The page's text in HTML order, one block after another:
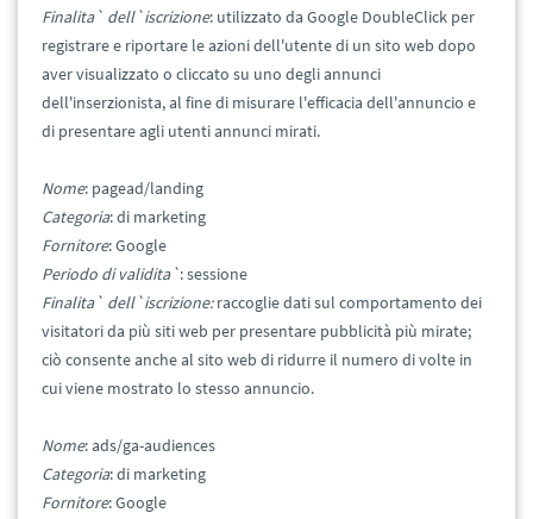
Finalita` dell`iscrizione: utilizzato da Google DoubleClick per
registrare e riportare le azioni dell'utente di un sito web dopo
aver visualizzato o cliccato su uno degli annunci
dell'inserzionista, al fine di misurare l'efficacia dell'annuncio e
di presentare agli utenti annunci mirati.
Nome: pagead/landing
Categoria: di marketing
Fornitore: Google
Periodo di validita`: sessione
Finalita` dell`iscrizione:raccoglie dati sul comportamento dei
visitatori da più siti web per presentare pubblicità più mirate;
ciò consente anche al sito web di ridurre il numero di volte in
cui viene mostrato lo stesso annuncio.
Nome: ads/ga-audiences
Categoria: di marketing
Fornitore: Google